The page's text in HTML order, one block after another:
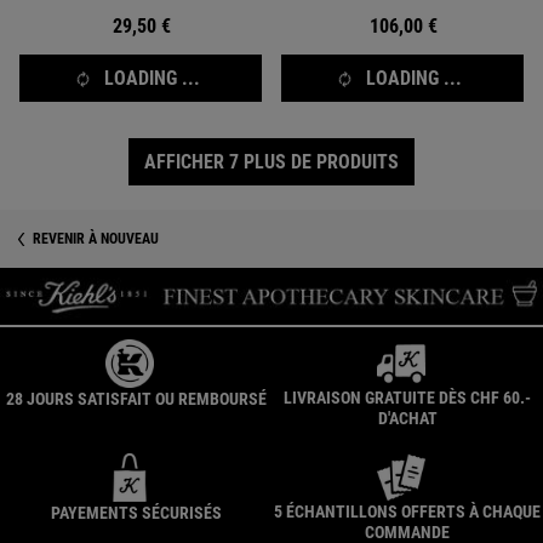
29,50 €
LOADING ...
106,00 €
LOADING ...
AFFICHER 7 PLUS DE PRODUITS
REVENIR À NOUVEAU
28 JOURS SATISFAIT OU REMBOURSÉ
LIVRAISON GRATUITE DÈS CHF 60.-
D'ACHAT
PAYEMENTS SÉCURISÉS
5 ÉCHANTILLONS OFFERTS À CHAQUE
COMMANDE